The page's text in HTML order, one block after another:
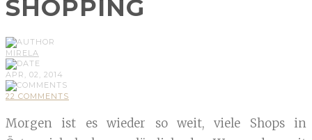
SHOPPING
MIRELA
APR, 02, 2014
22 COMMENTS
Morgen ist es wieder so weit, viele Shops in